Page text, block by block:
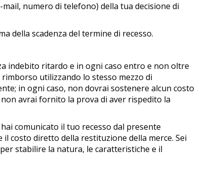
mail, numero di telefono) della tua decisione di
della scadenza del termine di recesso.
indebito ritardo e in ogni caso entro e non oltre
utilizzando lo stesso mezzo di
in ogni caso, non dovrai sostenere alcun costo
avrai fornito la prova di aver rispedito la
comunicato il tuo recesso dal presente
costo diretto della restituzione della merce. Sei
stabilire la natura, le caratteristiche e il